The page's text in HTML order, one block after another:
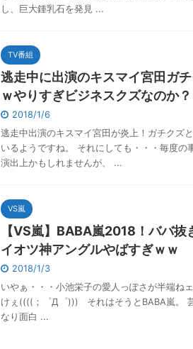
し、巨大鍾乳石を発見 ...
TV番組
逃走中に出演のキスマイ宮田ガ
ｗやりすぎビジネスクズなのか？
2018/1/6
逃走中出演のキスマイ宮田が炎上！ガチクズ
いるようですね。 それにしても・・・毎度
演出上かもしれませんが、 ...
VS嵐
【VS嵐】BABA嵐2018！ババ
イオツ神アングルやばすぎｗｗ
2018/1/3
いやぁ・・・小池栄子の愛人っぽさが半端ね
けぇ((((；゜Д゜))) それはそうとBABA嵐。
なり面白 ...